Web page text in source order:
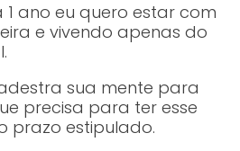
ano eu quero estar com
e vivendo apenas do
sua mente para
precisa para ter esse
prazo estipulado.